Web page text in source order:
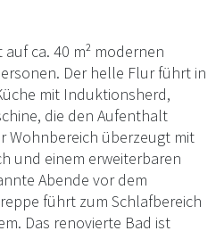
ca. 40 m² modernen
Der helle Flur führt in
mit Induktionsherd,
die den Aufenthalt
Wohnbereich überzeugt mit
und einem erweiterbaren
Abende vor dem
führt zum Schlafbereich
Das renovierte Bad ist